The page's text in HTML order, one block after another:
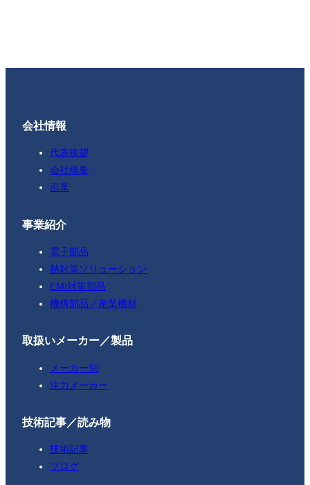
会社情報
代表挨拶
会社概要
沿革
事業紹介
電子部品
熱対策ソリューション
EMI対策部品
機構部品／産業機材
取扱いメーカー／製品
メーカー別
注力メーカー
技術記事／読み物
技術記事
ブログ